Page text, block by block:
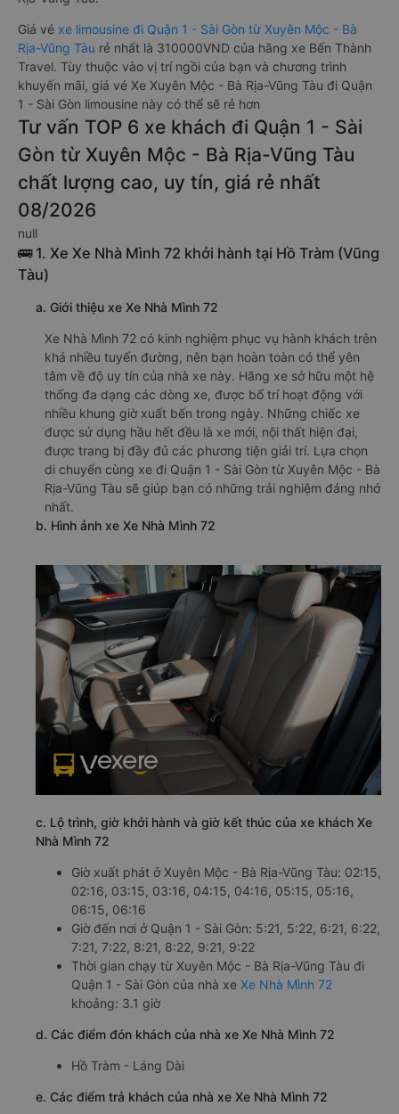
Giá vé xe limousine đi Quận 1 - Sài Gòn từ Xuyên Mộc - Bà
Rịa-Vũng Tàu rẻ nhất là 310000VND của hãng xe Bến Thành
Travel. Tùy thuộc vào vị trí ngồi của bạn và chương trình
khuyến mãi, giá vé Xe Xuyên Mộc - Bà Rịa-Vũng Tàu đi Quận
1 - Sài Gòn limousine này có thể sẽ rẻ hơn
Tư vấn TOP 6 xe khách đi Quận 1 - Sài
Gòn từ Xuyên Mộc - Bà Rịa-Vũng Tàu
chất lượng cao, uy tín, giá rẻ nhất
08/2026
null
🚌 1. Xe Xe Nhà Mình 72 khởi hành tại Hồ Tràm (Vũng
Tàu)
a. Giới thiệu xe Xe Nhà Mình 72
Xe Nhà Mình 72 có kinh nghiệm phục vụ hành khách trên
khá nhiều tuyến đường, nên bạn hoàn toàn có thể yên
tâm về độ uy tín của nhà xe này. Hãng xe sở hữu một hệ
thống đa dạng các dòng xe, được bố trí hoạt động với
nhiều khung giờ xuất bến trong ngày. Những chiếc xe
được sử dụng hầu hết đều là xe mới, nội thất hiện đại,
được trang bị đầy đủ các phương tiện giải trí. Lựa chọn
di chuyển cùng xe đi Quận 1 - Sài Gòn từ Xuyên Mộc - Bà
Rịa-Vũng Tàu sẽ giúp bạn có những trải nghiệm đáng nhớ
nhất.
b. Hình ảnh xe Xe Nhà Mình 72
c. Lộ trình, giờ khởi hành và giờ kết thúc của xe khách Xe
Nhà Mình 72
Giờ xuất phát ở Xuyên Mộc - Bà Rịa-Vũng Tàu: 02:15,
02:16, 03:15, 03:16, 04:15, 04:16, 05:15, 05:16,
06:15, 06:16
Giờ đến nơi ở Quận 1 - Sài Gòn: 5:21, 5:22, 6:21, 6:22,
7:21, 7:22, 8:21, 8:22, 9:21, 9:22
Thời gian chạy từ Xuyên Mộc - Bà Rịa-Vũng Tàu đi
Quận 1 - Sài Gòn của nhà xe Xe Nhà Mình 72
khoảng: 3.1 giờ
d. Các điểm đón khách của nhà xe Xe Nhà Mình 72
Hồ Tràm - Láng Dài
e. Các điểm trả khách của nhà xe Xe Nhà Mình 72